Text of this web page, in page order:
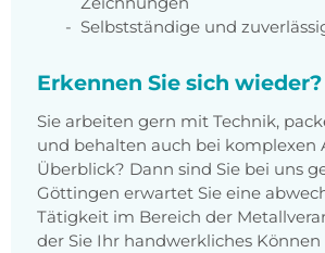
Selbstständige und
Erkennen Sie sich wieder?
Sie arbeiten gern mit Technik,
und behalten auch bei komplexen
Überblick? Dann sind Sie bei uns
Göttingen erwartet Sie eine
Tätigkeit im Bereich der
der Sie Ihr handwerkliches